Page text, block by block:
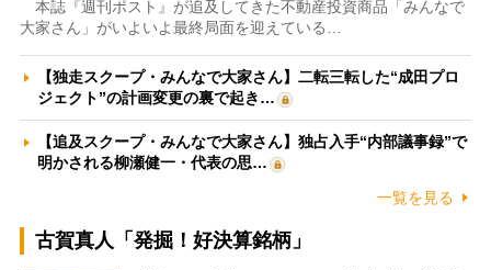
本誌『週刊ポスト』が追及してきた不動産投資商品「みんなで
大家さん」がいよいよ最終局面を迎えている…
【独走スクープ・みんなで大家さん】二転三転した“成田プロ
ジェクト”の計画変更の裏で起き…
【追及スクープ・みんなで大家さん】独占入手“内部議事録”で
明かされる柳瀬健一・代表の思…
一覧を見る
古賀真人「発掘！好決算銘柄」